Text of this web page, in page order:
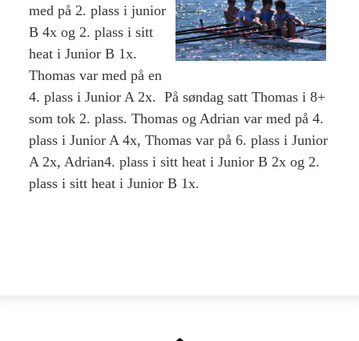
med på 2. plass i junior
B 4x og 2. plass i sitt
heat i Junior B 1x.
Thomas var med på en
4. plass i Junior A 2x. På søndag satt Thomas i 8+
som tok 2. plass. Thomas og Adrian var med på 4.
plass i Junior A 4x, Thomas var på 6. plass i Junior
A 2x, Adrian4. plass i sitt heat i Junior B 2x og 2.
plass i sitt heat i Junior B 1x.